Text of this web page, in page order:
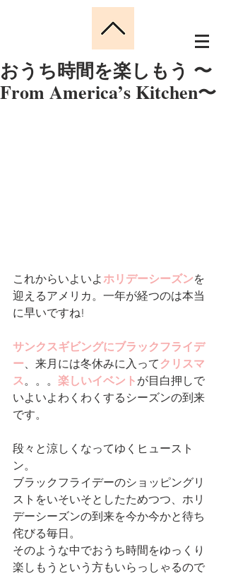
おうち時間を楽しもう 〜
From America’s Kitchen〜
これからいよいよ ホリデーシーズンを
迎えるアメリカ。一年が経つのは本当
に早いですね!
サンクスギビングにブラックフライデ
ー、来月には冬休みに入って クリスマ
ス。。。 楽しいイベント が目白押しで
いよいよわくわくするシーズンの到来
です。
段々と涼しくなってゆくヒュースト
ン。
ブラックフライデーのショッピングリ
ストをいそいそとしたためつつ、ホリ
デーシーズンの到来を今か今かと待ち
侘びる毎日。
そのような中でおうち時間をゆっくり
楽しもうという方もいらっしゃるので